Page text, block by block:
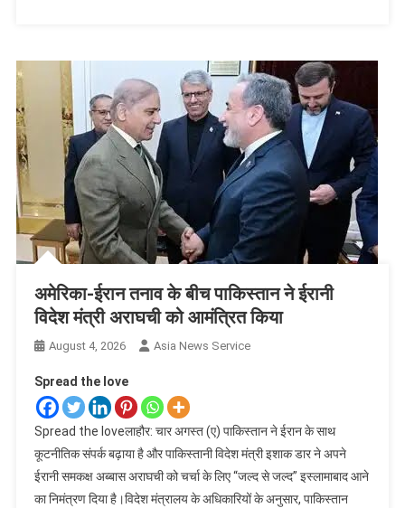
अमेरिका-ईरान तनाव के बीच पाकिस्तान ने ईरानी
विदेश मंत्री अराघची को आमंत्रित किया
August 4, 2026 Asia News Service
Spread the love
Spread the loveलाहौर: चार अगस्त (ए) पाकिस्तान ने ईरान के साथ
कूटनीतिक संपर्क बढ़ाया है और पाकिस्तानी विदेश मंत्री इशाक डार ने अपने
ईरानी समकक्ष अब्बास अराघची को चर्चा के लिए “जल्द से जल्द” इस्लामाबाद आने
का निमंत्रण दिया है।विदेश मंत्रालय के अधिकारियों के अनुसार, पाकिस्तान